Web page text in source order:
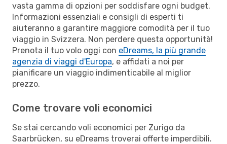
vasta gamma di opzioni per soddisfare ogni budget.
Informazioni essenziali e consigli di esperti ti
aiuteranno a garantire maggiore comodità per il tuo
viaggio in Svizzera. Non perdere questa opportunità!
Prenota il tuo volo oggi con eDreams, la più grande
agenzia di viaggi d'Europa, e affidati a noi per
pianificare un viaggio indimenticabile al miglior
prezzo.
Come trovare voli economici
Se stai cercando voli economici per Zurigo da
Saarbrücken, su eDreams troverai offerte imperdibili.